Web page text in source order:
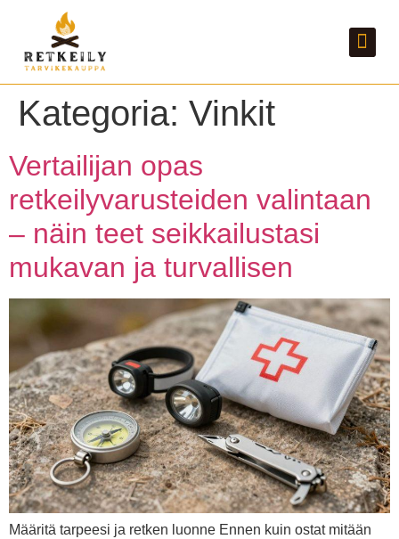
Kategoria: Vinkit
Vertailijan opas
retkeilyvarusteiden valintaan
– näin teet seikkailustasi
mukavan ja turvallisen
Määritä tarpeesi ja retken luonne Ennen kuin ostat mitään